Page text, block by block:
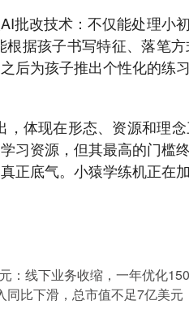
批改技术：不仅能处理小
根据孩子书写特征、落笔
后为孩子推出个性化的练
，体现在形态、资源和理
习资源，但其最高的门槛
正底气。小猿学练机正在
：线下业务收缩，一年优化
同比下滑，总市值不足7亿美元